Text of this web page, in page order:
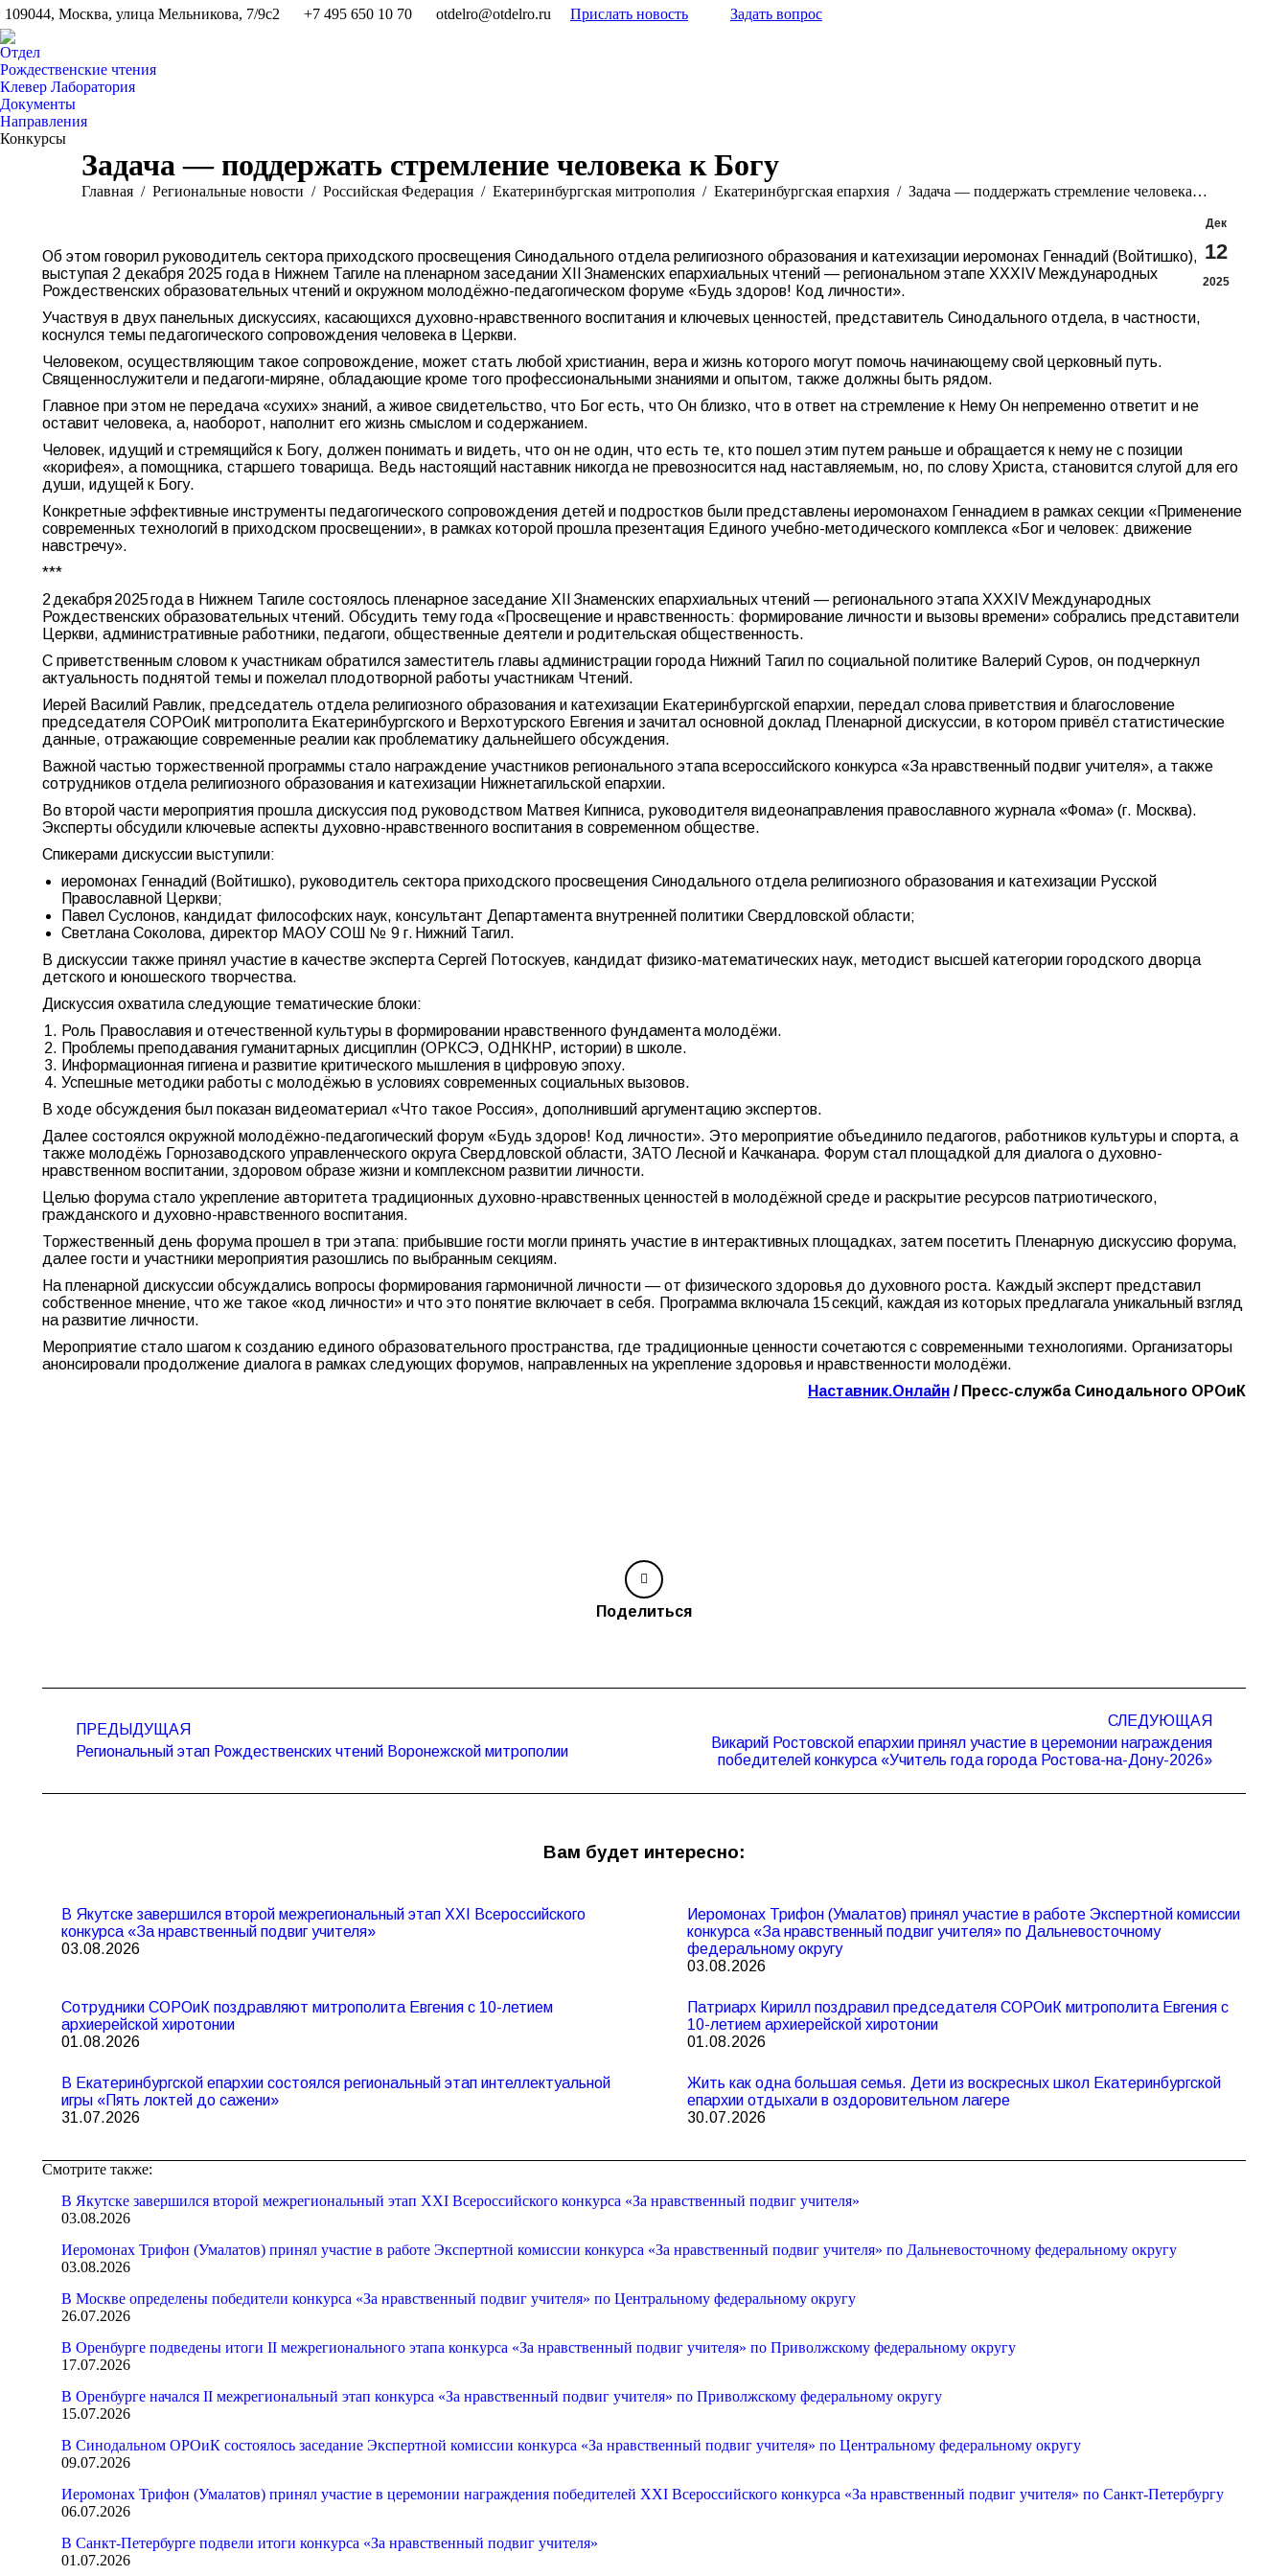
109044, Москва, улица Мельникова, 7/9с2 +7 495 650 10 70 otdelro@otdelro.ru Прислать новость Задать вопрос
Отдел
Рождественские чтения
Клевер Лаборатория
Документы
Направления
Конкурсы
Задача — поддержать стремление человека к Богу
Вы здесь:
Главная Pегиональные новости Российская Федерация Екатеринбургская митрополия Екатеринбургская епархия Задача — поддержать стремление человека…
Дек
12
2025
Об этом говорил руководитель сектора приходского просвещения Синодального отдела религиозного образования и катехизации иеромонах Геннадий (Войтишко),
выступая 2 декабря 2025 года в Нижнем Тагиле на пленарном заседании XII Знаменских епархиальных чтений — региональном этапе XXXIV Международных
Рождественских образовательных чтений и окружном молодёжно-педагогическом форуме «Будь здоров! Код личности».
Участвуя в двух панельных дискуссиях, касающихся духовно-нравственного воспитания и ключевых ценностей, представитель Синодального отдела, в частности,
коснулся темы педагогического сопровождения человека в Церкви.
Человеком, осуществляющим такое сопровождение, может стать любой христианин, вера и жизнь которого могут помочь начинающему свой церковный путь.
Священнослужители и педагоги-миряне, обладающие кроме того профессиональными знаниями и опытом, также должны быть рядом.
Главное при этом не передача «сухих» знаний, а живое свидетельство, что Бог есть, что Он близко, что в ответ на стремление к Нему Он непременно ответит и не
оставит человека, а, наоборот, наполнит его жизнь смыслом и содержанием.
Человек, идущий и стремящийся к Богу, должен понимать и видеть, что он не один, что есть те, кто пошел этим путем раньше и обращается к нему не с позиции
«корифея», а помощника, старшего товарища. Ведь настоящий наставник никогда не превозносится над наставляемым, но, по слову Христа, становится слугой для его
души, идущей к Богу.
Конкретные эффективные инструменты педагогического сопровождения детей и подростков были представлены иеромонахом Геннадием в рамках секции «Применение
современных технологий в приходском просвещении», в рамках которой прошла презентация Единого учебно-методического комплекса «Бог и человек: движение
навстречу».
***
2 декабря 2025 года в Нижнем Тагиле состоялось пленарное заседание XII Знаменских епархиальных чтений — регионального этапа XXXIV Международных
Рождественских образовательных чтений. Обсудить тему года «Просвещение и нравственность: формирование личности и вызовы времени» собрались представители
Церкви, административные работники, педагоги, общественные деятели и родительская общественность.
С приветственным словом к участникам обратился заместитель главы администрации города Нижний Тагил по социальной политике Валерий Суров, он подчеркнул
актуальность поднятой темы и пожелал плодотворной работы участникам Чтений.
Иерей Василий Равлик, председатель отдела религиозного образования и катехизации Екатеринбургской епархии, передал слова приветствия и благословение
председателя СОРОиК митрополита Екатеринбургского и Верхотурского Евгения и зачитал основной доклад Пленарной дискуссии, в котором привёл статистические
данные, отражающие современные реалии как проблематику дальнейшего обсуждения.
Важной частью торжественной программы стало награждение участников регионального этапа всероссийского конкурса «За нравственный подвиг учителя», а также
сотрудников отдела религиозного образования и катехизации Нижнетагильской епархии.
Во второй части мероприятия прошла дискуссия под руководством Матвея Кипниса, руководителя видеонаправления православного журнала «Фома» (г. Москва).
Эксперты обсудили ключевые аспекты духовно-нравственного воспитания в современном обществе.
Спикерами дискуссии выступили:
иеромонах Геннадий (Войтишко), руководитель сектора приходского просвещения Синодального отдела религиозного образования и катехизации Русской
Православной Церкви;
Павел Суслонов, кандидат философских наук, консультант Департамента внутренней политики Свердловской области;
Светлана Соколова, директор МАОУ СОШ № 9 г. Нижний Тагил.
В дискуссии также принял участие в качестве эксперта Сергей Потоскуев, кандидат физико-математических наук, методист высшей категории городского дворца
детского и юношеского творчества.
Дискуссия охватила следующие тематические блоки:
Роль Православия и отечественной культуры в формировании нравственного фундамента молодёжи.
Проблемы преподавания гуманитарных дисциплин (ОРКСЭ, ОДНКНР, истории) в школе.
Информационная гигиена и развитие критического мышления в цифровую эпоху.
Успешные методики работы с молодёжью в условиях современных социальных вызовов.
В ходе обсуждения был показан видеоматериал «Что такое Россия», дополнивший аргументацию экспертов.
Далее состоялся окружной молодёжно-педагогический форум «Будь здоров! Код личности». Это мероприятие объединило педагогов, работников культуры и спорта, а
также молодёжь Горнозаводского управленческого округа Свердловской области, ЗАТО Лесной и Качканара. Форум стал площадкой для диалога о духовно-
нравственном воспитании, здоровом образе жизни и комплексном развитии личности.
Целью форума стало укрепление авторитета традиционных духовно-нравственных ценностей в молодёжной среде и раскрытие ресурсов патриотического,
гражданского и духовно-нравственного воспитания.
Торжественный день форума прошел в три этапа: прибывшие гости могли принять участие в интерактивных площадках, затем посетить Пленарную дискуссию форума,
далее гости и участники мероприятия разошлись по выбранным секциям.
На пленарной дискуссии обсуждались вопросы формирования гармоничной личности — от физического здоровья до духовного роста. Каждый эксперт представил
собственное мнение, что же такое «код личности» и что это понятие включает в себя. Программа включала 15 секций, каждая из которых предлагала уникальный взгляд
на развитие личности.
Мероприятие стало шагом к созданию единого образовательного пространства, где традиционные ценности сочетаются с современными технологиями. Организаторы
анонсировали продолжение диалога в рамках следующих форумов, направленных на укрепление здоровья и нравственности молодёжи.
Наставник.Онлайн / Пресс-служба Синодального ОРОиК
Поделиться
записям
ПРЕДЫДУЩАЯ
Предыдущая
Региональный этап Рождественских чтений Воронежской митрополии
СЛЕДУЮЩАЯ
Следующая
запись:
Викарий Ростовской епархии принял участие в церемонии награждения
победителей конкурса «Учитель года города Ростова-на-Дону-2026»
Вам будет интересно:
В Якутске завершился второй межрегиональный этап XXI Всероссийского
конкурса «За нравственный подвиг учителя»
03.08.2026
Иеромонах Трифон (Умалатов) принял участие в работе Экспертной комиссии
конкурса «За нравственный подвиг учителя» по Дальневосточному
федеральному округу
03.08.2026
Сотрудники СОРОиК поздравляют митрополита Евгения с 10-летием
архиерейской хиротонии
01.08.2026
Патриарх Кирилл поздравил председателя СОРОиК митрополита Евгения с
10-летием архиерейской хиротонии
01.08.2026
В Екатеринбургской епархии состоялся региональный этап интеллектуальной
игры «Пять локтей до сажени»
31.07.2026
Жить как одна большая семья. Дети из воскресных школ Екатеринбургской
епархии отдыхали в оздоровительном лагере
30.07.2026
Смотрите также:
В Якутске завершился второй межрегиональный этап XXI Всероссийского конкурса «За нравственный подвиг учителя»
03.08.2026
Иеромонах Трифон (Умалатов) принял участие в работе Экспертной комиссии конкурса «За нравственный подвиг учителя» по Дальневосточному федеральному округу
03.08.2026
В Москве определены победители конкурса «За нравственный подвиг учителя» по Центральному федеральному округу
26.07.2026
В Оренбурге подведены итоги II межрегионального этапа конкурса «За нравственный подвиг учителя» по Приволжскому федеральному округу
17.07.2026
В Оренбурге начался II межрегиональный этап конкурса «За нравственный подвиг учителя» по Приволжскому федеральному округу
15.07.2026
В Синодальном ОРОиК состоялось заседание Экспертной комиссии конкурса «За нравственный подвиг учителя» по Центральному федеральному округу
09.07.2026
Иеромонах Трифон (Умалатов) принял участие в церемонии награждения победителей XXI Всероссийского конкурса «За нравственный подвиг учителя» по Санкт-Петербургу
06.07.2026
В Санкт-Петербурге подвели итоги конкурса «За нравственный подвиг учителя»
01.07.2026